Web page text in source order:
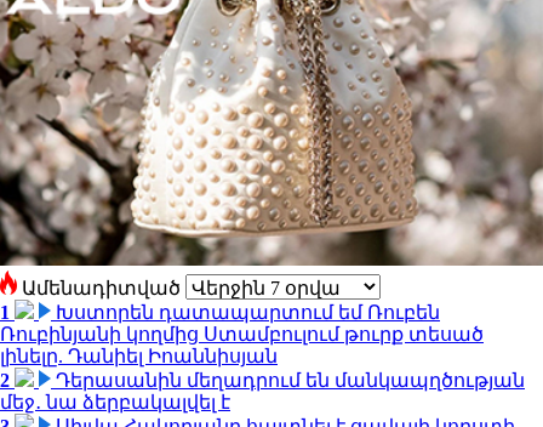
Ամենադիտված
1
Խստորեն դատապարտում եմ Ռուբեն
Ռուբինյանի կողմից Ստամբուլում թուրք տեսած
լինելը. Դանիել Իոաննիսյան
2
Դերասանին մեղադրում են մանկապղծության
մեջ․ նա ձերբակալվել է